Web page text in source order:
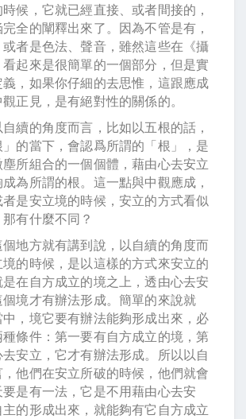
時候，它就已經直接、或者間接的，
全的闡釋出來了。因為不管是有，
者是色法、聲音，雖然這些在《攝
起來是很簡單的一個部分，但是實
，如果你仔細的去思惟，這跟應成
正見，是有絕對性的關係的。
續的角度而言，比如以五根的話，
的當下，會認爲所謂的「根」，是
所組合的一個個體，藉由心去安立
為所謂的根。這一點與中觀應成，
是安立境的時候，安立的方式看似
有什麼不同？
地方就有講到說，以自續的角度而
的時候，是以這樣的方式來安立的
在自方成立的境之上，透由心去安
境才有辦法形成。簡單的來說就
，境它要有辦法能夠形成出來，必
條件：第一要有自方成立的境，第
安立，它才有辦法形成。所以以自
他們在安立所破的時候，他們就會
是有一法，它是不用藉由心去安
的形成出來，就能夠有它自方成立